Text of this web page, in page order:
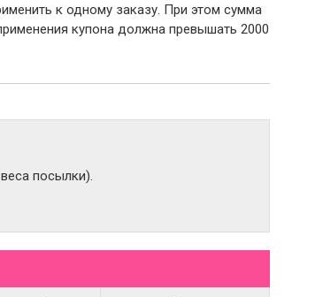
к одному заказу. При этом сумма
купона должна превышать 2000
посылки).